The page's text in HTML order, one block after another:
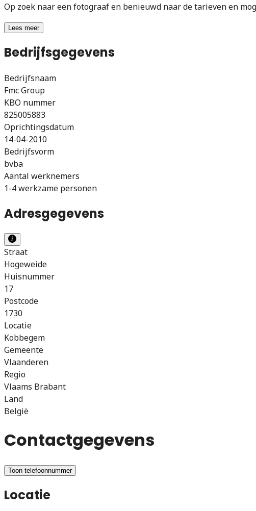
Op zoek naar een fotograaf en benieuwd naar de tarieven en
Lees meer
Bedrijfsgegevens
Bedrijfsnaam
Fmc Group
KBO nummer
825005883
Oprichtingsdatum
14-04-2010
Bedrijfsvorm
bvba
Aantal werknemers
1-4 werkzame personen
Adresgegevens
Straat
Hogeweide
Huisnummer
17
Postcode
1730
Locatie
Kobbegem
Gemeente
Vlaanderen
Regio
Vlaams Brabant
Land
België
Contactgegevens
Toon telefoonnummer
Locatie